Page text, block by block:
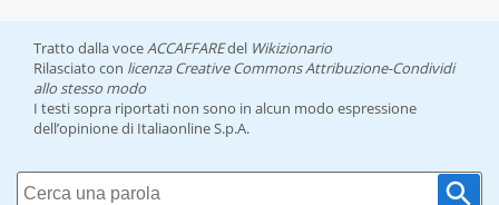
Tratto dalla voceACCAFFAREdel Wikizionario
Rilasciato con licenza Creative Commons Attribuzione-Condividi
allo stesso modo
I testi sopra riportati non sono in alcun modo espressione
dell’opinione di Italiaonline S.p.A.